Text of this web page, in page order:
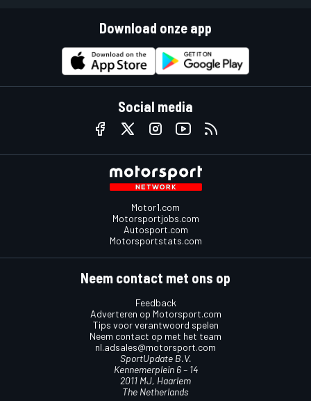
Download onze app
Social media
Motor1.com
Motorsportjobs.com
Autosport.com
Motorsportstats.com
Neem contact met ons op
Feedback
Adverteren op Motorsport.com
Tips voor verantwoord spelen
Neem contact op met het team
nl.adsales@motorsport.com
SportUpdate B.V.
Kennemerplein 6 – 14
2011 MJ, Haarlem
The Netherlands